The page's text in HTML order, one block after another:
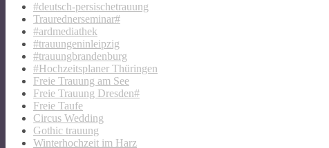
#deutsch-persischetrauung
Traurednerseminar#
#ardmediathek
#trauungeninleipzig
#trauungbrandenburg
#Hochzeitsplaner Thüringen
Freie Trauung am See
Freie Trauung Dresden#
Freie Taufe
Circus Wedding
Gothic trauung
Winterhochzeit im Harz